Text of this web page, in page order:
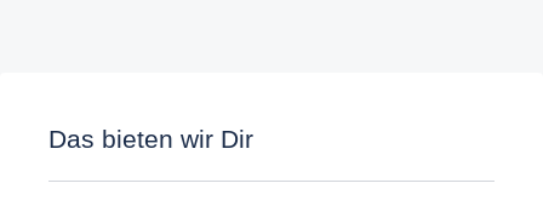
Das bieten wir Dir